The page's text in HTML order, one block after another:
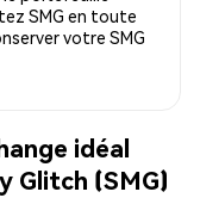
SMG en toute
votre SMG
idéal
Glitch (SMG)